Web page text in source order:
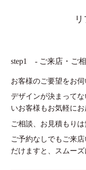
step1 - ご来店・ご
お客様のご要望をお伺
デザインが決まって
いお客様もお気軽にお
ご相談、お見積もりは
ご予約なしでもご来
だけますと、スムーズ